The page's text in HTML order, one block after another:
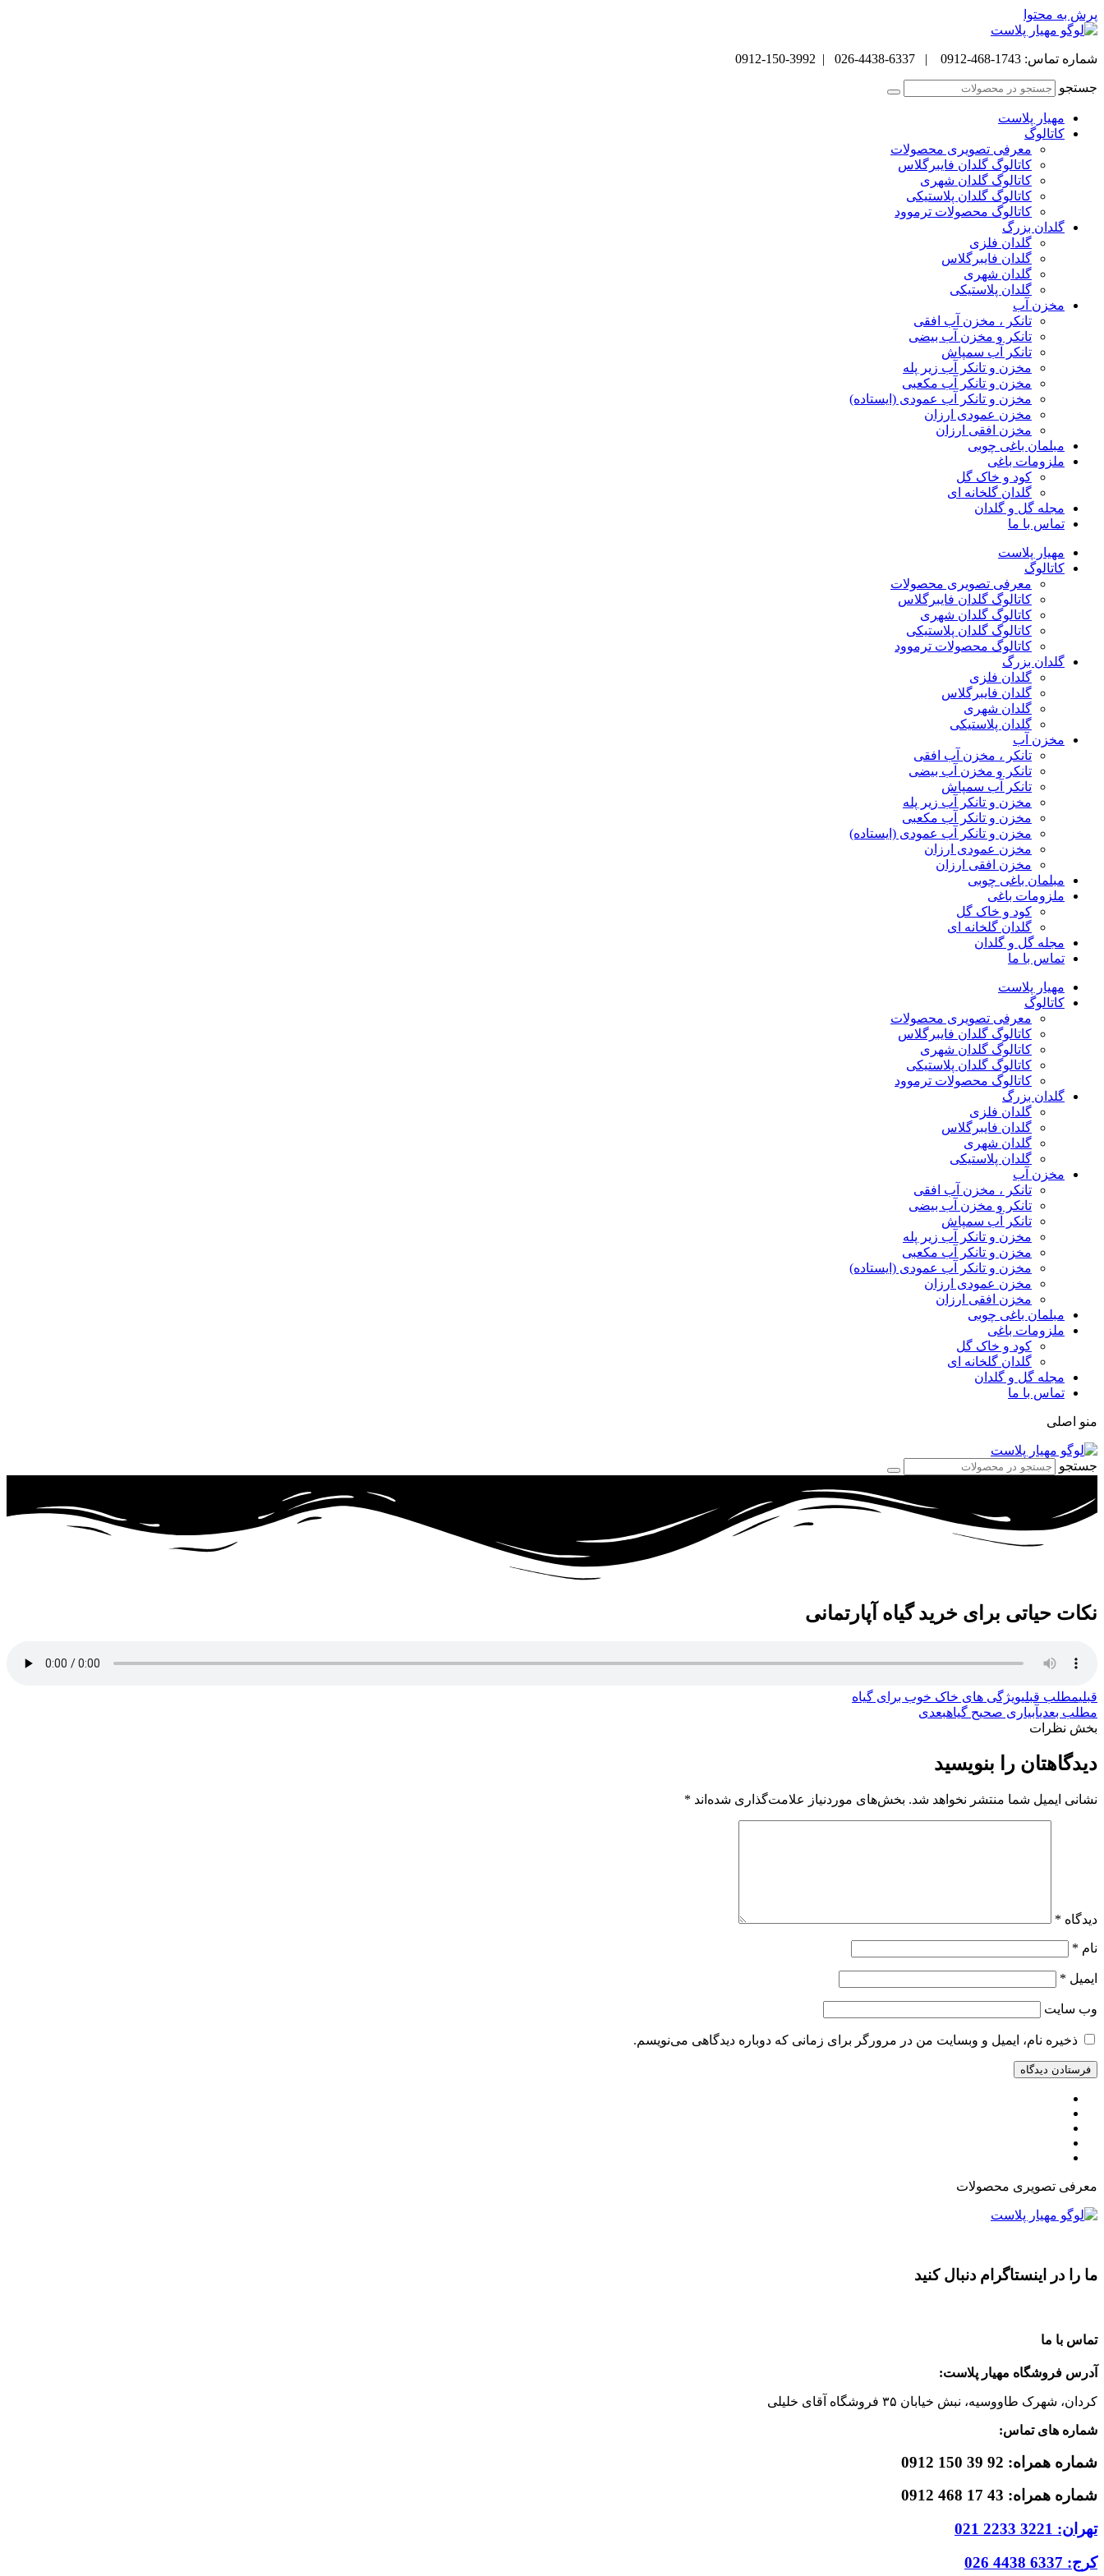
پرش به محتوا
شماره تماس: 1743-468-0912 | 6337-4438-026 | 3992-150-0912
جستجو
مهیار پلاست
کاتالوگ
معرفی تصویری محصولات
کاتالوگ گلدان فایبرگلاس
کاتالوگ گلدان شهری
کاتالوگ گلدان پلاستیکی
کاتالوگ محصولات ترموود
گلدان بزرگ
گلدان فلزی
گلدان فایبرگلاس
گلدان شهری
گلدان پلاستیکی
مخزن آب
تانکر ، مخزن آب افقی
تانکر و مخزن آب بیضی
تانکر آب سمپاش
مخزن و تانکر آب زیر پله
مخزن و تانکر آب مکعبی
مخزن و تانکر آب عمودی (ایستاده)
مخزن عمودی ارزان
مخزن افقی ارزان
مبلمان باغی چوبی
ملزومات باغی
کود و خاک گل
گلدان گلخانه ای
مجله گل و گلدان
تماس با ما
مهیار پلاست
کاتالوگ
معرفی تصویری محصولات
کاتالوگ گلدان فایبرگلاس
کاتالوگ گلدان شهری
کاتالوگ گلدان پلاستیکی
کاتالوگ محصولات ترموود
گلدان بزرگ
گلدان فلزی
گلدان فایبرگلاس
گلدان شهری
گلدان پلاستیکی
مخزن آب
تانکر ، مخزن آب افقی
تانکر و مخزن آب بیضی
تانکر آب سمپاش
مخزن و تانکر آب زیر پله
مخزن و تانکر آب مکعبی
مخزن و تانکر آب عمودی (ایستاده)
مخزن عمودی ارزان
مخزن افقی ارزان
مبلمان باغی چوبی
ملزومات باغی
کود و خاک گل
گلدان گلخانه ای
مجله گل و گلدان
تماس با ما
مهیار پلاست
کاتالوگ
معرفی تصویری محصولات
کاتالوگ گلدان فایبرگلاس
کاتالوگ گلدان شهری
کاتالوگ گلدان پلاستیکی
کاتالوگ محصولات ترموود
گلدان بزرگ
گلدان فلزی
گلدان فایبرگلاس
گلدان شهری
گلدان پلاستیکی
مخزن آب
تانکر ، مخزن آب افقی
تانکر و مخزن آب بیضی
تانکر آب سمپاش
مخزن و تانکر آب زیر پله
مخزن و تانکر آب مکعبی
مخزن و تانکر آب عمودی (ایستاده)
مخزن عمودی ارزان
مخزن افقی ارزان
مبلمان باغی چوبی
ملزومات باغی
کود و خاک گل
گلدان گلخانه ای
مجله گل و گلدان
تماس با ما
منو اصلی
جستجو
نکات حیاتی برای خرید گیاه آپارتمانی
قبلیمطلب قبلیویژگی های خاک خوب برای گیاه
مطلب بعدیآبیاری صحیح گیاهبعدی
بخش نظرات
دیدگاهتان را بنویسید
نشانی ایمیل شما منتشر نخواهد شد. بخش‌های موردنیاز علامت‌گذاری شده‌اند *
دیدگاه *
نام *
ایمیل *
وب‌ سایت
ذخیره نام، ایمیل و وبسایت من در مرورگر برای زمانی که دوباره دیدگاهی می‌نویسم.
معرفی تصویری محصولات
ما را در اینستاگرام دنبال کنید
تماس با ما
آدرس فروشگاه مهیار پلاست:
کردان، شهرک طاووسیه، نبش خیابان ۳۵ فروشگاه آقای خلیلی
شماره های تماس:
شماره همراه: 92 39 150 0912
شماره همراه: 43 17 468 0912
تهران: 3221 2233 021
کرج: 6337 4438 026